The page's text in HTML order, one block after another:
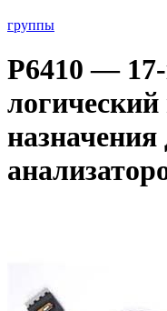
группы
P6410 —
назначения